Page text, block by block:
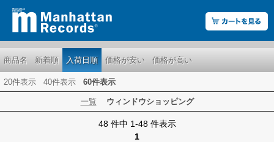
商品名 新着順 入荷日順 価格が安い 価格が高い
20件表示 40件表示 60件表示
一覧 ウィンドウショッピング
48 件中 1-48 件表示
1